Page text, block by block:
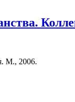
М., 2006.